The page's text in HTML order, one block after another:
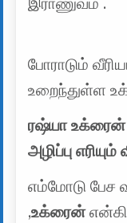
போராடும்
உறைந்துள்ள
ரஷ்யா உக்ரைன்
அழிப்பு
எம்மோடு
,உக்ரைன்